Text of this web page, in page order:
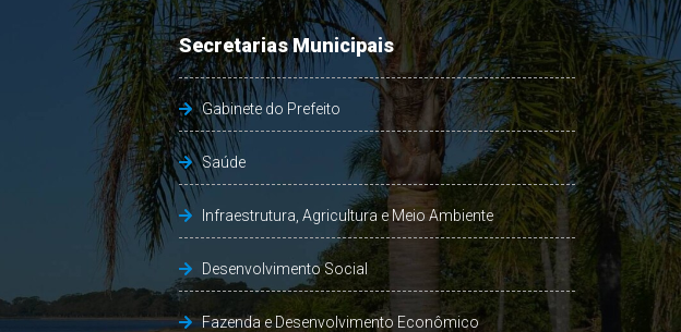
Secretarias Municipais
Gabinete do Prefeito
Saúde
Infraestrutura, Agricultura e Meio Ambiente
Desenvolvimento Social
Fazenda e Desenvolvimento Econômico